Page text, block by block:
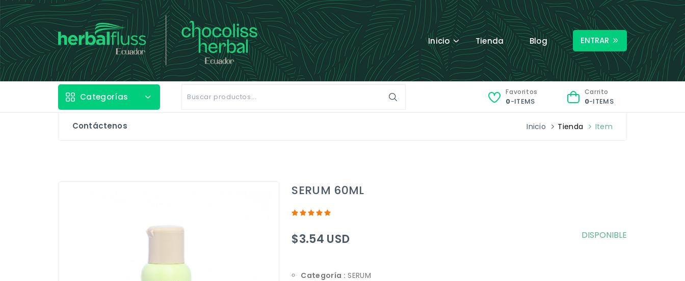
ENTRAR
Inicio Tienda Blog
Categorías Carrito
0-ITEMS
Favoritos
0-ITEMS
Contáctenos Inicio Tienda Item
SERUM 60ML
$3.54 USD DISPONIBLE
Categoría : SERUM